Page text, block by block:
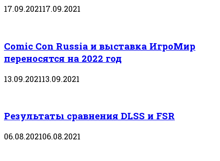
17.09.202117.09.2021
Comic Con Russia и выставка ИгроМир
переносятся на 2022 год
13.09.202113.09.2021
Результаты сравнения DLSS и FSR
06.08.202106.08.2021